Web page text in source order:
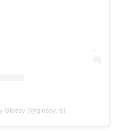
Glossy (@glossy.rs)